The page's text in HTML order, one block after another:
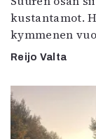
kustantamot.
kymmenen
Reijo Valta